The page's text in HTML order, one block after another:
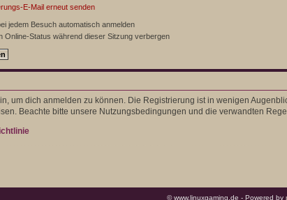
E-Mail erneut senden
jedem Besuch automatisch anmelden
Online-Status während dieser Sitzung verbergen
um dich anmelden zu können. Die Registrierung ist in wenigen
Beachte bitte unsere Nutzungsbedingungen und die verwandten
© www.linuxgaming.de - Powered by